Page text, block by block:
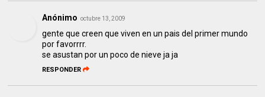
Anónimo octubre 13, 2009
gente que creen que viven en un pais del primer mundo
por favorrrr.
se asustan por un poco de nieve ja ja
RESPONDER